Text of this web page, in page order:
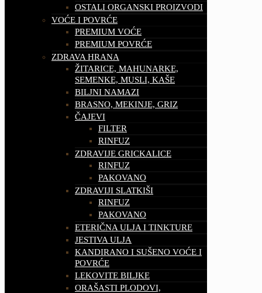
OSTALI ORGANSKI PROIZVODI
VOĆE I POVRĆE
PREMIUM VOĆE
PREMIUM POVRĆE
ZDRAVA HRANA
ŽITARICE, MAHUNARKE,
SEMENKE, MUSLI, KAŠE
BILJNI NAMAZI
BRASNO, MEKINJE, GRIZ
ČAJEVI
FILTER
RINFUZ
ZDRAVIJE GRICKALICE
RINFUZ
PAKOVANO
ZDRAVIJI SLATKIŠI
RINFUZ
PAKOVANO
ETERIČNA ULJA I TINKTURE
JESTIVA ULJA
KANDIRANO I SUŠENO VOĆE I
POVRĆE
LEKOVITE BILJKE
ORAŠASTI PLODOVI,